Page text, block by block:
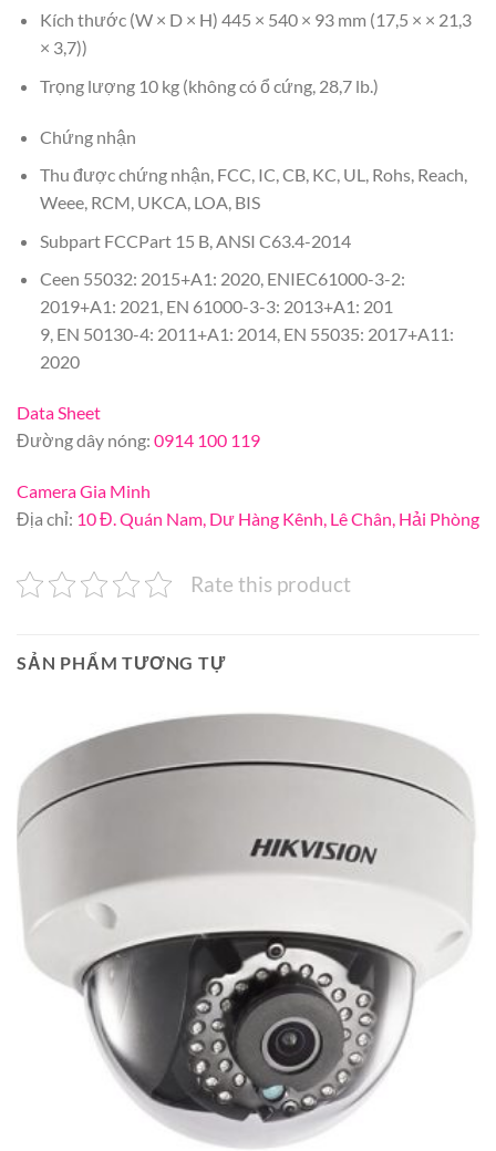
Kích thước (W × D × H) 445 × 540 × 93 mm (17,5 × × 21,3
× 3,7))
Trọng lượng 10 kg (không có ổ cứng, 28,7 lb.)
Chứng nhận
Thu được chứng nhận, FCC, IC, CB, KC, UL, Rohs, Reach,
Weee, RCM, UKCA, LOA, BIS
Subpart FCCPart 15 B, ANSI C63.4-2014
Ceen 55032: 2015+A1: 2020, ENIEC61000-3-2:
2019+A1: 2021, EN 61000-3-3: 2013+A1: 201
9, EN 50130-4: 2011+A1: 2014, EN 55035: 2017+A11:
2020
Data Sheet
Đường dây nóng: 0914 100 119
Camera Gia Minh
Địa chỉ: 10 Đ. Quán Nam, Dư Hàng Kênh, Lê Chân, Hải Phòng
Rate this product
SẢN PHẨM TƯƠNG TỰ